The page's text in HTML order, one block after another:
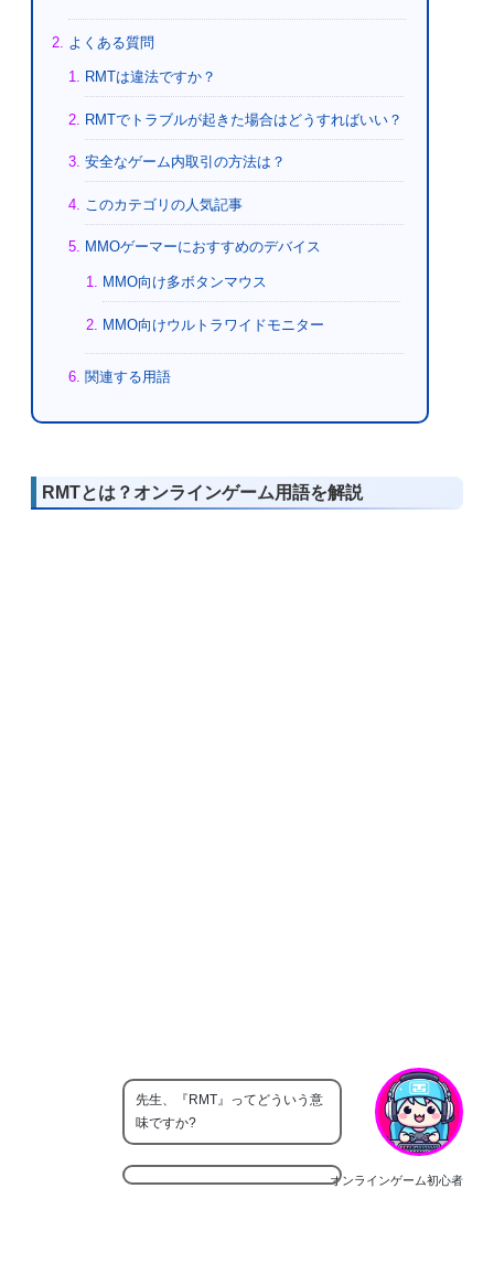
よくある質問
RMTは違法ですか？
RMTでトラブルが起きた場合はどうすればいい？
安全なゲーム内取引の方法は？
このカテゴリの人気記事
MMOゲーマーにおすすめのデバイス
MMO向け多ボタンマウス
MMO向けウルトラワイドモニター
関連する用語
RMTとは？オンラインゲーム用語を解説
オンラインゲーム初心者
先生、『RMT』ってどういう意
味ですか?